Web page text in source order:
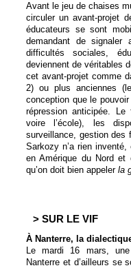
Avant le jeu de chaises
circuler un avant-projet
éducateurs se sont
demandant de signaler
difficultés sociales,
deviennent de véritables
cet avant-projet comme
2) ou plus anciennes
conception que le
répression anticipée.
voire l’école), les
surveillance, gestion des
Sarkozy n’a rien
en Amérique du Nord et
qu’on doit bien appeler la
> SUR LE VIF
À Nanterre, la
Le mardi 16 mars,
Nanterre et d’ailleurs se